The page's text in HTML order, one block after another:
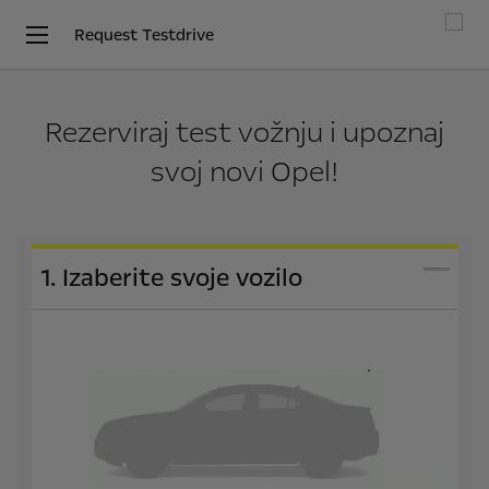
Request Testdrive
Rezerviraj test vožnju i upoznaj
svoj novi Opel!
1. Izaberite svoje vozilo